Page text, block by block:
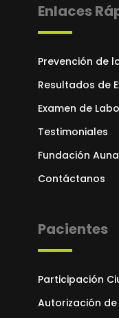
Enlaces
Prevención de
Resultados de
Examen de
Testimoniales
Fundación
Contáctanos
Pacientes
Participación
Autorización